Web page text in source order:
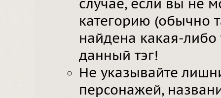
случае, если вы не
категорию (обычно
найдена какая-либо
данный тэг!
Не указывайте
персонажей,